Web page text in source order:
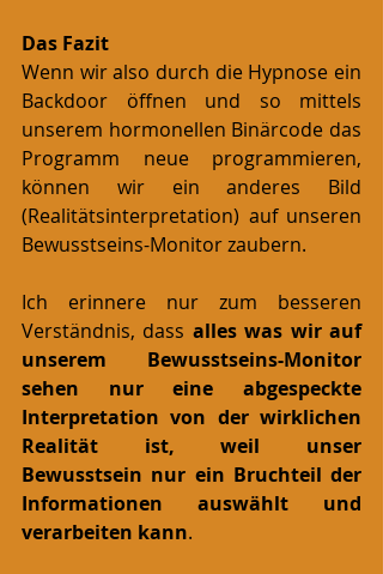
Das Fazit
Wenn wir also durch die Hypnose ein
Backdoor öffnen und so mittels
unserem hormonellen Binärcode das
Programm neue programmieren,
können wir ein anderes Bild
(Realitätsinterpretation) auf unseren
Bewusstseins-Monitor zaubern.
Ich erinnere nur zum besseren
Verständnis, dass alles was wir auf
unserem Bewusstseins-Monitor
sehen nur eine abgespeckte
Interpretation von der wirklichen
Realität ist, weil unser
Bewusstsein nur ein Bruchteil der
Informationen auswählt und
verarbeiten kann.